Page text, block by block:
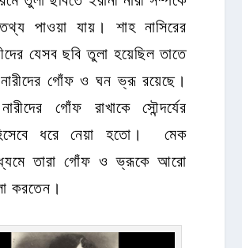
পাওয়া যায়। শাহ নাসিরের
যেসব ছবি তুলা হয়েছিল তাতে
নারীদের গোঁফ ও ঘন ভ্রূ রয়েছে।
গোঁফ রাখাকে সৌন্দর্যের
ধরে নেয়া হতো। মেক
তারা গোঁফ ও ভ্রূকে আরো
করতেন।